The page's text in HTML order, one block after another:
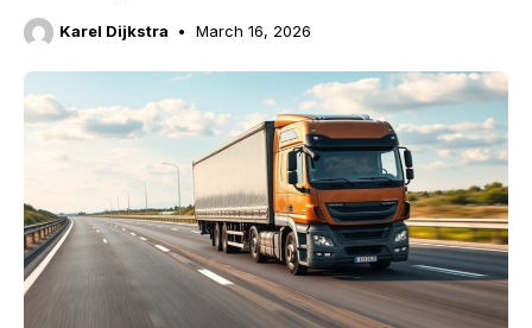
Karel Dijkstra March 16, 2026